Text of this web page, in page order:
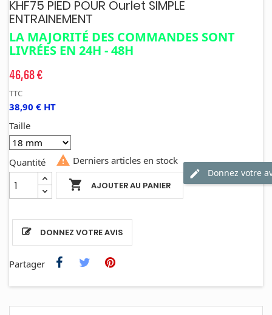
KHF75 PIED POUR Ourlet SIMPLE
ENTRAINEMENT
LA MAJORITÉ DES COMMANDES SONT
LIVRÉES EN 24H - 48H
46,68 €
TTC
38,90 € HT
Taille
Quantité
 AJOUTER AU PANIER
 Derniers articles en stock
DONNEZ VOTRE AVIS
Donnez votre
Partager